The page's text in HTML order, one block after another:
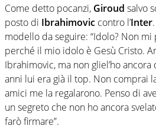
Come detto pocanzi, Giroud salvo
posto di Ibrahimovic contro l’Inter
modello da seguire: “Idolo? Non
perché il mio idolo è Gesù Cristo.
Ibrahimovic, ma non gliel’ho
anni lui era già il top. Non comprai
amici me la regalarono. Penso di
un segreto che non ho ancora
farò firmare”.